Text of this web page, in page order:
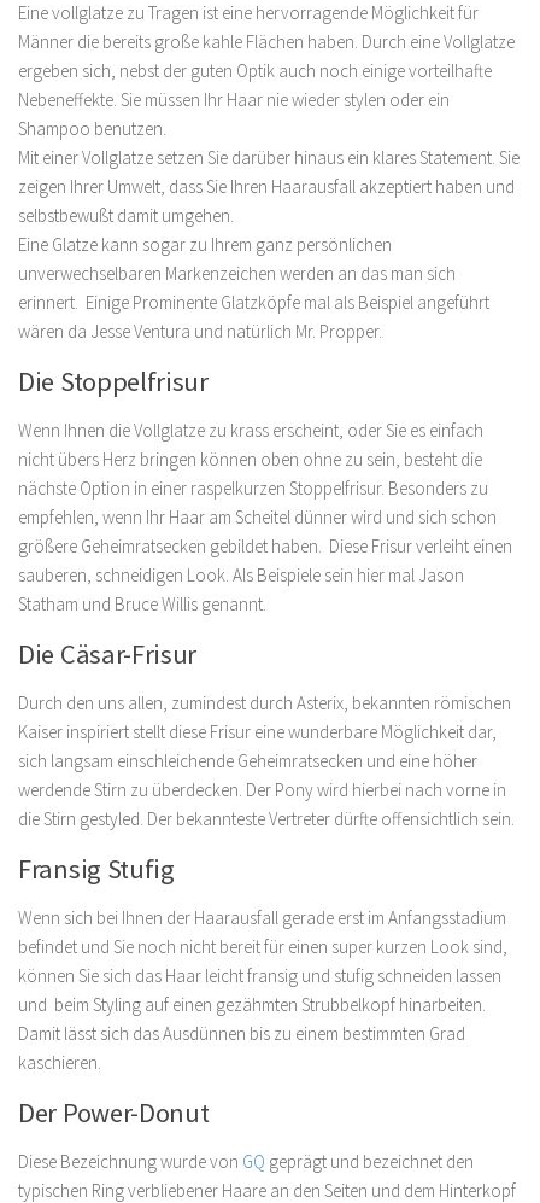
Eine vollglatze zu Tragen ist eine hervorragende Möglichkeit für
Männer die bereits große kahle Flächen haben. Durch eine Vollglatze
ergeben sich, nebst der guten Optik auch noch einige vorteilhafte
Nebeneffekte. Sie müssen Ihr Haar nie wieder stylen oder ein
Shampoo benutzen.
Mit einer Vollglatze setzen Sie darüber hinaus ein klares Statement. Sie
zeigen Ihrer Umwelt, dass Sie Ihren Haarausfall akzeptiert haben und
selbstbewußt damit umgehen.
Eine Glatze kann sogar zu Ihrem ganz persönlichen
unverwechselbaren Markenzeichen werden an das man sich
erinnert. Einige Prominente Glatzköpfe mal als Beispiel angeführt
wären da Jesse Ventura und natürlich Mr. Propper.
Die Stoppelfrisur
Wenn Ihnen die Vollglatze zu krass erscheint, oder Sie es einfach
nicht übers Herz bringen können oben ohne zu sein, besteht die
nächste Option in einer raspelkurzen Stoppelfrisur. Besonders zu
empfehlen, wenn Ihr Haar am Scheitel dünner wird und sich schon
größere Geheimratsecken gebildet haben. Diese Frisur verleiht einen
sauberen, schneidigen Look. Als Beispiele sein hier mal Jason
Statham und Bruce Willis genannt.
Die Cäsar-Frisur
Durch den uns allen, zumindest durch Asterix, bekannten römischen
Kaiser inspiriert stellt diese Frisur eine wunderbare Möglichkeit dar,
sich langsam einschleichende Geheimratsecken und eine höher
werdende Stirn zu überdecken. Der Pony wird hierbei nach vorne in
die Stirn gestyled. Der bekannteste Vertreter dürfte offensichtlich sein.
Fransig Stufig
Wenn sich bei Ihnen der Haarausfall gerade erst im Anfangsstadium
befindet und Sie noch nicht bereit für einen super kurzen Look sind,
können Sie sich das Haar leicht fransig und stufig schneiden lassen
und beim Styling auf einen gezähmten Strubbelkopf hinarbeiten.
Damit lässt sich das Ausdünnen bis zu einem bestimmten Grad
kaschieren.
Der Power-Donut
Diese Bezeichnung wurde von GQ geprägt und bezeichnet den
typischen Ring verbliebener Haare an den Seiten und dem Hinterkopf